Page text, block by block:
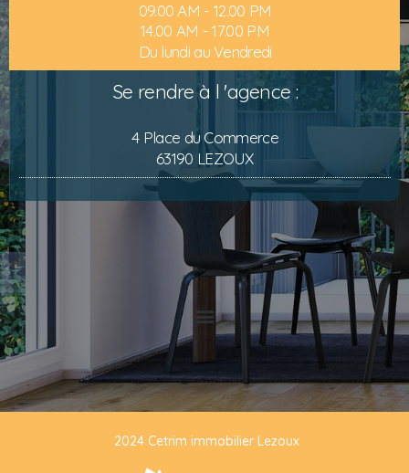
09.00 AM - 12.00 PM
14.00 AM - 17.00 PM
Du lundi au Vendredi
Se rendre à l 'agence :
4 Place du Commerce
63190 LEZOUX
2024 Cetrim immobilier Lezoux